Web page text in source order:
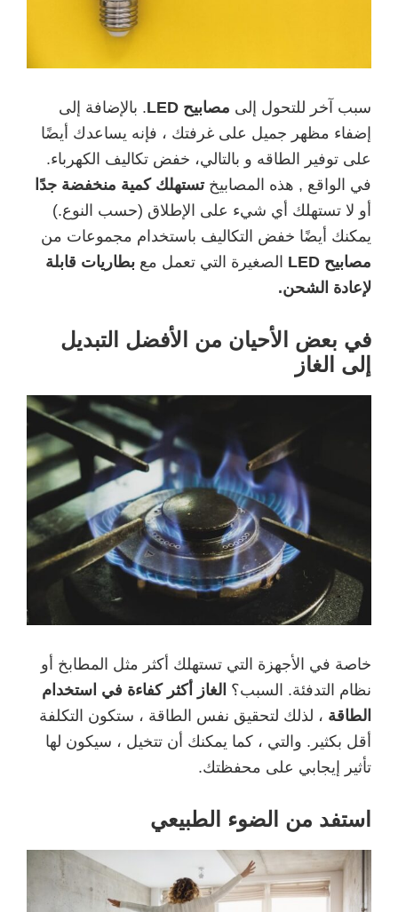
سبب آخر للتحول إلى مصابيح LED
. بالإضافة إلى
إضفاء مظهر جميل على غرفتك ، فإنه يساعدك أيضًا
على توفير الطاقه و بالتالي، خفض تكاليف الكهرباء.
في الواقع , هذه المصابيختستهلك كمية منخفضة جدًا
أو لا تستهلك أي شيء على الإطلاق (حسب النوع.)
يمكنك أيضًا خفض التكاليف باستخدام مجموعات من
مصابيح LED
الصغيرة التي تعمل مع بطاريات قابلة
لإعادة الشحن.
في بعض الأحيان من الأفضل التبديل
إلى الغاز
خاصة في الأجهزة التي تستهلك أكثر مثل المطابخ أو
نظام التدفئة. السبب؟ الغاز أكثر كفاءة في استخدام
الطاقة ، لذلك لتحقيق نفس الطاقة ، ستكون التكلفة
أقل بكثير. والتي ، كما يمكنك أن تتخيل ، سيكون لها
تأثير إيجابي على محفظتك.
استفد من الضوء الطبيعي